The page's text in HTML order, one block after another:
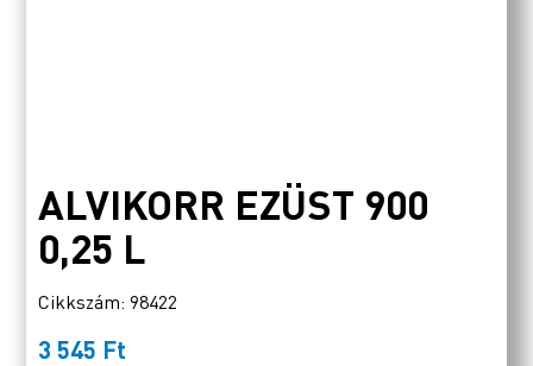
ALVIKORR EZÜST 900
0,25 L
Cikkszám: 98422
3 545 Ft